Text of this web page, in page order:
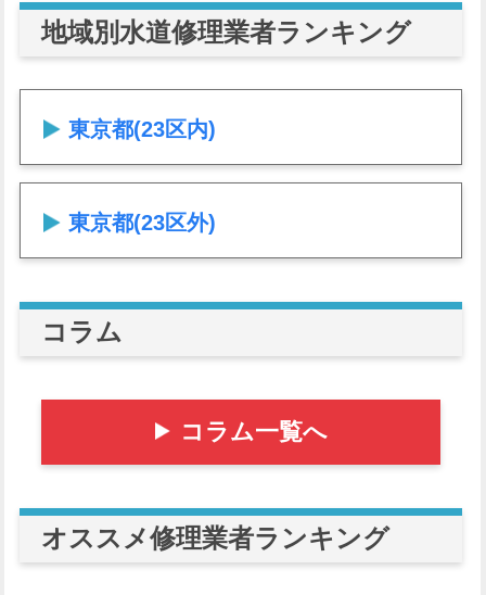
地域別水道修理業者ランキング
東京都(23区内)
東京都(23区外)
コラム
コラム一覧へ
オススメ修理業者ランキング